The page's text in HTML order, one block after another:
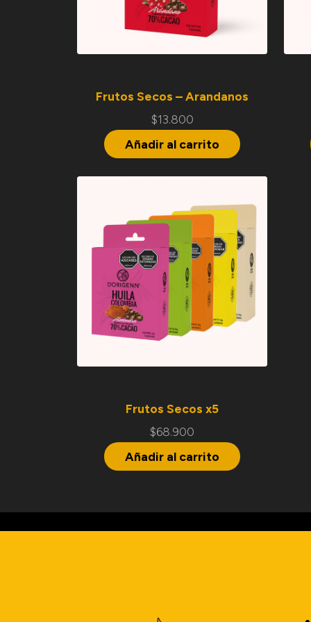
Frutos Secos – Arandanos
$13.800
Añadir al carrito
Frutos Secos x5
$68.900
Añadir al carrito